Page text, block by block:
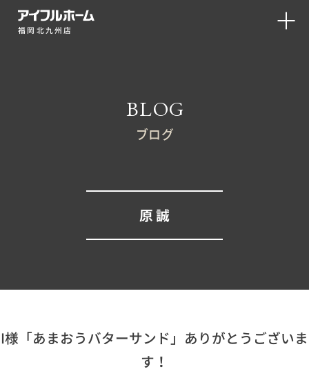
福岡北九州店
BLOG
ブログ
原 誠
I様「あまおうバターサンド」ありがとうございま
す！